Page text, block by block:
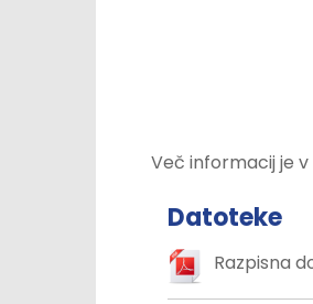
Več informacij je
Datoteke
Razpisna